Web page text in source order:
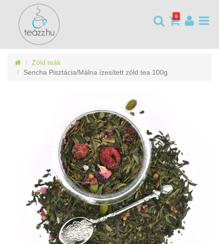
0
Zöld teák
Sencha Pisztácia/Málna ízesített zöld tea 100g